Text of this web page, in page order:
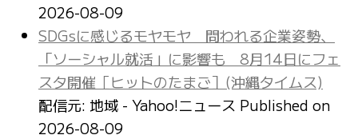
2026-08-09
SDGsに感じるモヤモヤ 問われる企業姿勢、
「ソーシャル就活」に影響も 8月14日にフェ
スタ開催［ヒットのたまご］(沖縄タイムス)
配信元: 地域 - Yahoo!ニュース Published on
2026-08-09